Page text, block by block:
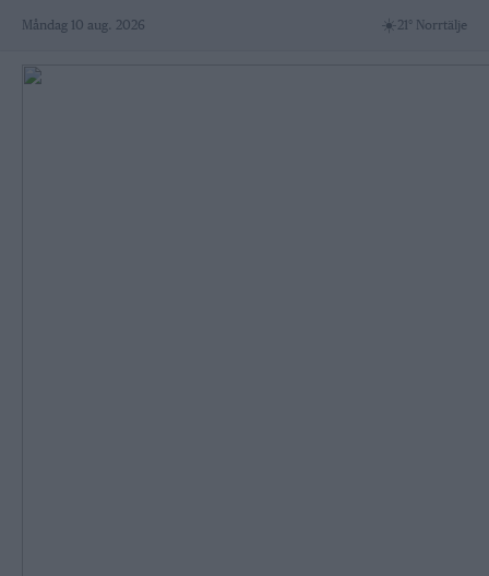
Skip
content
Måndag 10 aug. 2026 ☀️21° Norrtälje